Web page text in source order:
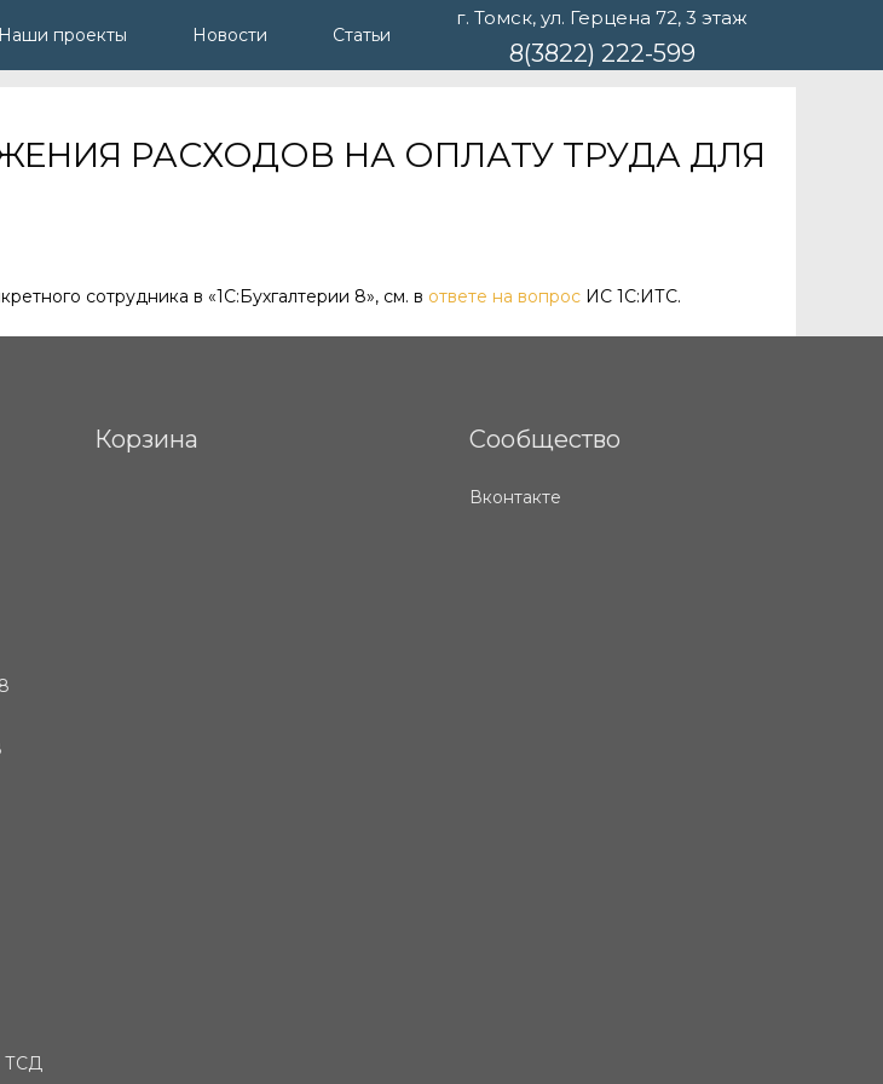
Наши проекты Новости Статьи
г. Томск, ул. Герцена 72, 3 этаж
8(3822) 222-599
РАСХОДОВ НА ОПЛАТУ ТРУДА ДЛЯ
сотрудника в «1С:Бухгалтерии 8», см. в ответе на вопрос ИС 1С:ИТС.
ТСД
Корзина Сообщество
Вконтакте